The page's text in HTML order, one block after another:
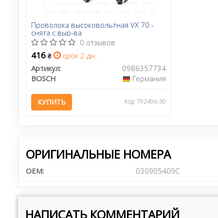
Проволока высоковольтная VX 70 -
снята с выр-ва
0 отзывов
416 ₴
срок 2 дн.
Артикул:
0986357734
BOSCH
Германия
КУПИТЬ Код: 792496-30
ОРИГИНАЛЬНЫЕ НОМЕРА
OEM: 030905409C
НАПИСАТЬ КОММЕНТАРИЙ